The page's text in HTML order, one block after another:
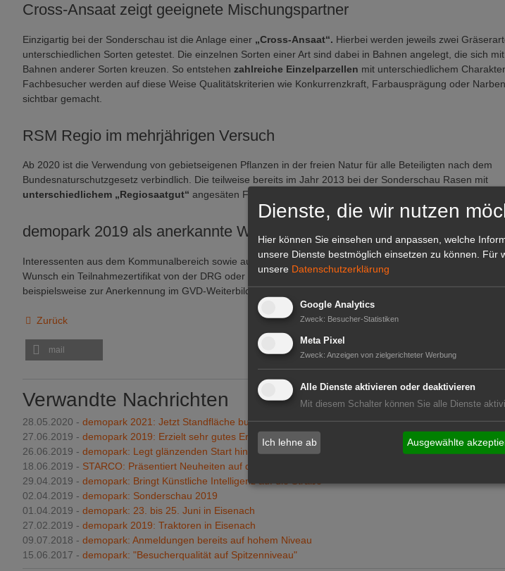
Cross-Ansaat zeigt geeignete Mischungspartner
Einzigartig bei der Sonderschau ist die Anlage einer „Cross-Ansaat“. Hierbei werden jeweils zwei
unterschiedlichen Sorten getestet. Die einzelnen Sorten einer Art sind dabei in Bahnen angelegt, die sich
Bahnen anderer Sorten kreuzen. So entstehen zahlreiche Einzelparzellen mit unterschiedlichem
Fachbesucher werden auf diese Weise Qualitätskriterien wie Konkurrenzkraft, Farbausprägung oder
sichtbar gemacht.
RSM Regio im mehrjährigen Versuch
Ab 2020 ist die Verwendung von gebietseigenen Pflanzen in der freien Natur für alle Beteiligten nach dem
Bundesnaturschutzgesetz verbindlich. Die teilweise bereits im Jahr 2013 bei der Sonderschau Rasen mit
unterschiedlichem „Regiosaatgut“ angesäten Flächen zeigen ihr genetisches Leistungsvermögen.
demopark 2019 als anerkannte Weiterbildung
Interessenten aus dem Kommunalbereich sowie aus dem Greenkeeping für Golf- und Sportanlagen
Wunsch ein Teilnahmezertifikat von der DRG oder dem Greenkeeper Verband Deutschland e.V. (GVD) –
beispielsweise zur Anerkennung im GVD-Weiterbildungsprogramm. (demopark)
Zurück
mail
Verwandte Nachrichten
28.05.2020 - demopark 2021: Jetzt Standfläche buchen!
27.06.2019 - demopark 2019: Erzielt sehr gutes Ergebnis
26.06.2019 - demopark: Legt glänzenden Start hin
18.06.2019 - STARCO: Präsentiert Neuheiten auf der Demopark 2019
29.04.2019 - demopark: Bringt Künstliche Intelligenz auf die Straße
02.04.2019 - demopark: Sonderschau 2019
01.04.2019 - demopark: 23. bis 25. Juni in Eisenach
27.02.2019 - demopark 2019: Traktoren in Eisenach
09.07.2018 - demopark: Anmeldungen bereits auf hohem Niveau
15.06.2017 - demopark: "Besucherqualität auf Spitzenniveau"
Dienste, die wir nutzen
Hier können Sie einsehen und anpassen, welche
unsere Dienste bestmöglich einsetzen zu können.
Für
unsere Datenschutzerklärung
Google Analytics
Zweck: Besucher-Statistiken
Meta Pixel
Zweck: Anzeigen von zielgerichteter Werbung
Alle Dienste aktivieren oder deaktivieren
Mit diesem Schalter können Sie alle Dienste
Ich lehne ab Ausgewählte